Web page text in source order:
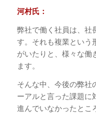
河村氏：
弊社で働く社員は、社
す。それも複業という
がいたりと、様々な働
ます。
そんな中、今後の弊社
ーアルと言った課題に
進んでいなかったとこ